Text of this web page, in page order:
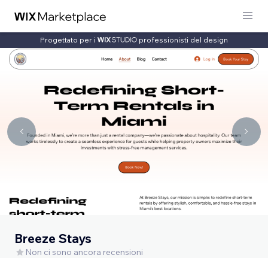
Progettato per i professionisti del design
Breeze Stays
Non ci sono ancora recensioni